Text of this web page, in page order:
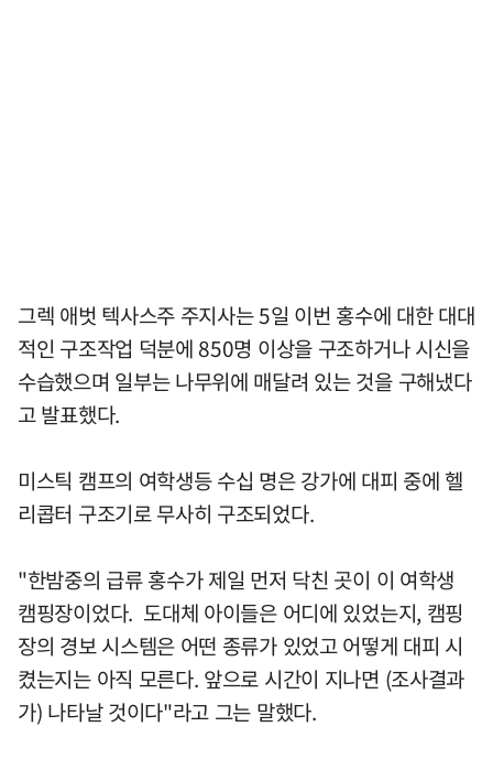
그렉 애벗 텍사스주 주지사는 5일 이번 홍수에 대한 대대
적인 구조작업 덕분에 850명 이상을 구조하거나 시신을
수습했으며 일부는 나무위에 매달려 있는 것을 구해냈다
고 발표했다.
미스틱 캠프의 여학생등 수십 명은 강가에 대피 중에 헬
리콥터 구조기로 무사히 구조되었다.
"한밤중의 급류 홍수가 제일 먼저 닥친 곳이 이 여학생
캠핑장이었다. 도대체 아이들은 어디에 있었는지, 캠핑
장의 경보 시스템은 어떤 종류가 있었고 어떻게 대피 시
켰는지는 아직 모른다. 앞으로 시간이 지나면 (조사결과
가) 나타날 것이다"라고 그는 말했다.